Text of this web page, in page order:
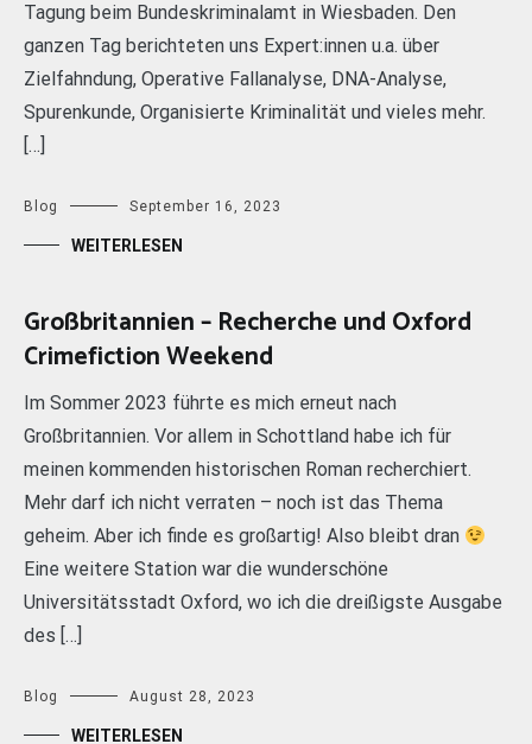
Tagung beim Bundeskriminalamt in Wiesbaden. Den
ganzen Tag berichteten uns Expert:innen u.a. über
Zielfahndung, Operative Fallanalyse, DNA-Analyse,
Spurenkunde, Organisierte Kriminalität und vieles mehr.
[…]
Blog September 16, 2023
WEITERLESEN
Großbritannien – Recherche und Oxford
Crimefiction Weekend
Im Sommer 2023 führte es mich erneut nach
Großbritannien. Vor allem in Schottland habe ich für
meinen kommenden historischen Roman recherchiert.
Mehr darf ich nicht verraten – noch ist das Thema
geheim. Aber ich finde es großartig! Also bleibt dran
Eine weitere Station war die wunderschöne
Universitätsstadt Oxford, wo ich die dreißigste Ausgabe
des […]
Blog August 28, 2023
WEITERLESEN